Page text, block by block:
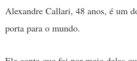
Alexandre Callari, 48 anos, é um
porta para o mundo.